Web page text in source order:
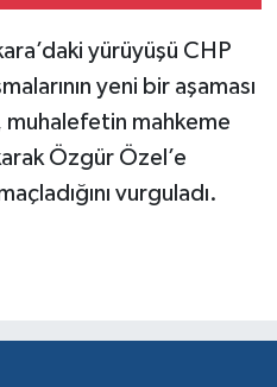
yürüyüşü CHP
yeni bir aşaması
mahkeme
Özgür Özel’e
vurguladı.